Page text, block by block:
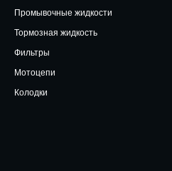
Промывочные жидкости
Тормозная жидкость
Фильтры
Мотоцепи
Колодки